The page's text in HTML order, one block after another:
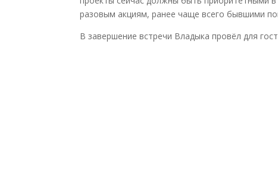
разовым акциям, ранее чаще всего бывшими
В завершение встречи Владыка провёл для